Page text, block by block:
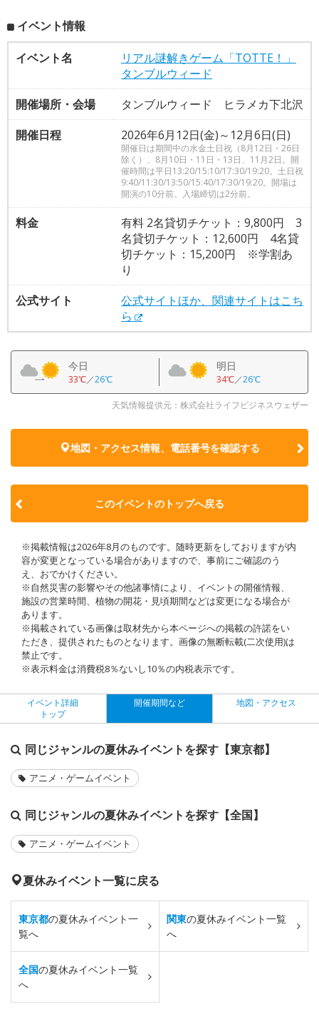
イベント情報
イベント名
リアル謎解きゲーム「TOTTE！」
タンブルウィード
開催場所・会場
タンブルウィード ヒラメカ下北沢
開催日程
2026年6月12日(金)～12月6日(日)
開催日は期間中の水金土日祝（8月12日・26日
除く）、8月10日・11日・13日、11月2日。開
催時間は平日13:20/15:10/17:30/19:20。土日祝
9:40/11:30/13:50/15:40/17:30/19:20。開場は
開演の10分前。入場締切は2分前。
料金
有料 2名貸切チケット：9,800円 3
名貸切チケット：12,600円 4名貸
切チケット：15,200円 ※学割あ
り
公式サイト
公式サイトほか、関連サイトはこち
ら
今日
33℃／26℃
明日
34℃／26℃
天気情報提供元：株式会社ライフビジネスウェザー
地図・アクセス情報、電話番号を確認する
このイベントのトップへ戻る
※掲載情報は2026年8月のものです。随時更新をしておりますが内
容が変更となっている場合がありますので、事前にご確認のう
え、おでかけください。
※自然災害の影響やその他諸事情により、イベントの開催情報、
施設の営業時間、植物の開花・見頃期間などは変更になる場合が
あります。
※掲載されている画像は取材先から本ページへの掲載の許諾をい
ただき、提供されたものとなります。画像の無断転載(二次使用)は
禁止です。
※表示料金は消費税8％ないし10％の内税表示です。
イベント詳細
トップ
開催期間など 地図・アクセス
同じジャンルの夏休みイベントを探す【東京都】
アニメ・ゲームイベント
同じジャンルの夏休みイベントを探す【全国】
アニメ・ゲームイベント
夏休みイベント一覧に戻る
東京都の夏休みイベント一
覧へ
関東の夏休みイベント一覧
へ
全国の夏休みイベント一覧
へ